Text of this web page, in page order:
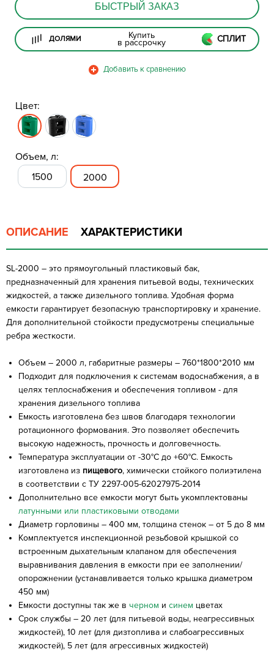
БЫСТРЫЙ ЗАКАЗ
ДОЛЯМИ Купить
в рассрочку СПЛИТ
Цвет:
Объем, л:
1500
2000
ОПИСАНИЕ ХАРАКТЕРИСТИКИ
SL-2000 – это прямоугольный пластиковый бак,
предназначенный для хранения питьевой воды, технических
жидкостей, а также дизельного топлива. Удобная форма
емкости гарантирует безопасную транспортировку и хранение.
Для дополнительной стойкости предусмотрены специальные
ребра жесткости.
Объем – 2000 л, габаритные размеры – 760*1800*2010 мм
Подходит для подключения к системам водоснабжения, а в
целях теплоснабжения и обеспечения топливом - для
хранения дизельного топлива
Емкость изготовлена без швов благодаря технологии
ротационного формования. Это позволяет обеспечить
высокую надежность, прочность и долговечность.
Температура эксплуатации от -30°C до +60°C. Емкость
изготовлена из пищевого, химически стойкого полиэтилена
в соответствии с ТУ 2297-005-62027975-2014
Дополнительно все емкости могут быть укомплектованы
латунными или пластиковыми отводами
Диаметр горловины – 400 мм, толщина стенок – от 5 до 8 мм
Комплектуется инспекционной резьбовой крышкой со
встроенным дыхательным клапаном для обеспечения
выравнивания давления в емкости при ее заполнении/
опорожнении (устанавливается только крышка диаметром
450 мм)
Емкости доступны так же в черном и синем цветах
Срок службы – 20 лет (для питьевой воды, неагрессивных
жидкостей), 10 лет (для дизтоплива и слабоагрессивных
жидкостей), 5 лет (для агрессивных жидкостей)